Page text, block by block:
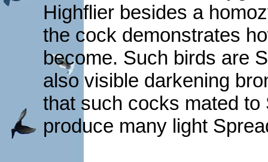
Highflier besides a
the cock demonstrates
become. Such birds are
also visible darkening
that such cocks mated
produce many light